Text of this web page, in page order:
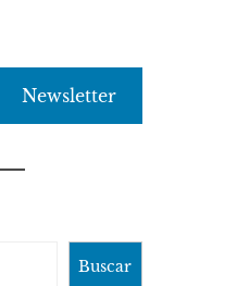
Newsletter
Buscar